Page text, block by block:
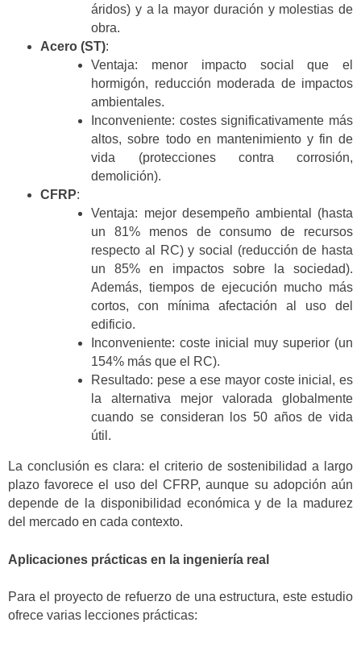
áridos) y a la mayor duración y molestias de
obra.
Acero (ST):
Ventaja: menor impacto social que el
hormigón, reducción moderada de impactos
ambientales.
Inconveniente: costes significativamente más
altos, sobre todo en mantenimiento y fin de
vida (protecciones contra corrosión,
demolición).
CFRP:
Ventaja: mejor desempeño ambiental (hasta
un 81% menos de consumo de recursos
respecto al RC) y social (reducción de hasta
un 85% en impactos sobre la sociedad).
Además, tiempos de ejecución mucho más
cortos, con mínima afectación al uso del
edificio.
Inconveniente: coste inicial muy superior (un
154% más que el RC).
Resultado: pese a ese mayor coste inicial, es
la alternativa mejor valorada globalmente
cuando se consideran los 50 años de vida
útil.
La conclusión es clara: el criterio de sostenibilidad a largo
plazo favorece el uso del CFRP, aunque su adopción aún
depende de la disponibilidad económica y de la madurez
del mercado en cada contexto.
Aplicaciones prácticas en la ingeniería real
Para el proyecto de refuerzo de una estructura, este estudio
ofrece varias lecciones prácticas: